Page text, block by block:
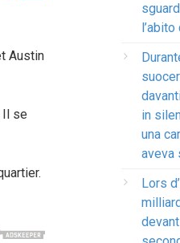
Austin
Il se
l’abito
in
una
aveva
Lors